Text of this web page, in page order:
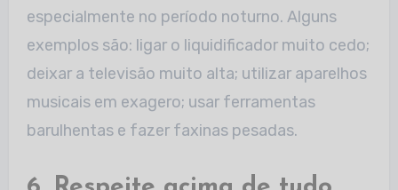
especialmente no período noturno. Alguns
exemplos são: ligar o liquidificador muito cedo;
deixar a televisão muito alta; utilizar aparelhos
musicais em exagero; usar ferramentas
barulhentas e fazer faxinas pesadas.